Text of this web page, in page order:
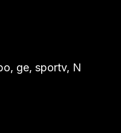
ge, sportv, N